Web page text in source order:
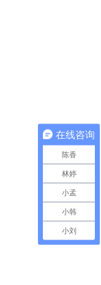
在线咨询
陈香
林婷
小孟
小韩
小刘